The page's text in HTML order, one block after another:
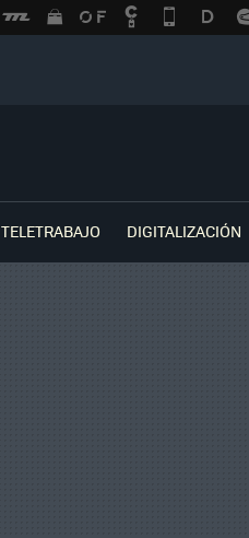
TELETRABAJO DIGITALIZACIÓN